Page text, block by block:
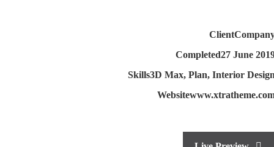
Client
Completed27 June
Skills3D Max, Plan, Interior Design
Website